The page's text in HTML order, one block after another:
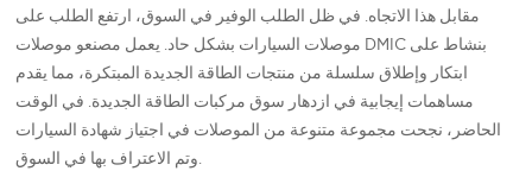
مقابل هذا الاتجاه. في ظل الطلب الوفير في السوق، ارتفع الطلب على
موصلات السيارات بشكل حاد. يعمل مصنعو موصلات DMIC بنشاط على
ابتكار وإطلاق سلسلة من منتجات الطاقة الجديدة المبتكرة، مما يقدم
مساهمات إيجابية في ازدهار سوق مركبات الطاقة الجديدة. في الوقت
الحاضر، نجحت مجموعة متنوعة من الموصلات في اجتياز شهادة السيارات
وتم الاعتراف بها في السوق.